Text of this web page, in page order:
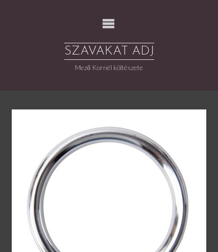
SZAVAKAT ADJ
Mező Kornél költészete